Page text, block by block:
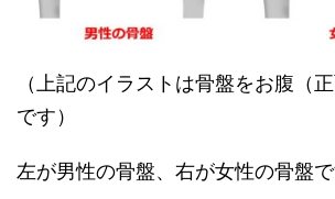
（上記のイラストは骨盤をお腹（
です）
左が男性の骨盤、右が女性の骨盤で